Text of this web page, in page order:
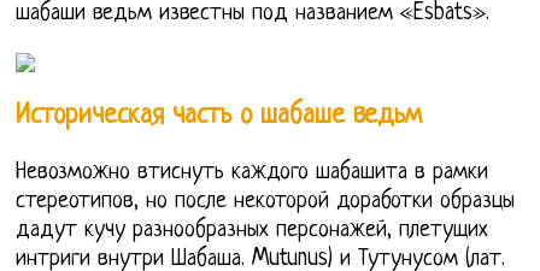
шабаши ведьм известны под названием «Esbats».
Историческая часть о шабаше ведьм
Невозможно втиснуть каждого шабашита в рамки
стереотипов, но после некоторой доработки образцы
дадут кучу разнообразных персонажей, плетущих
интриги внутри Шабаша. Mutunus) и Тутунусом (лат.